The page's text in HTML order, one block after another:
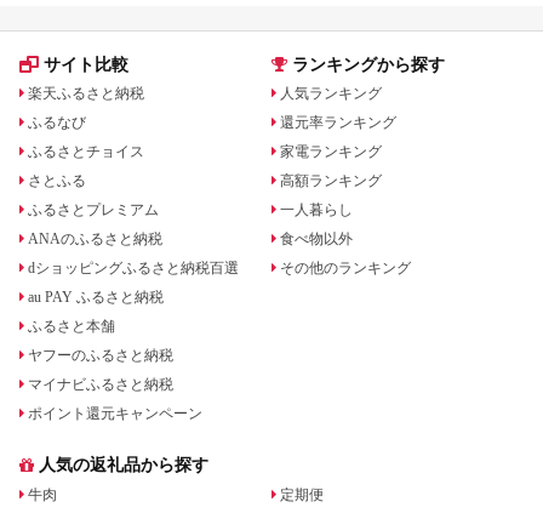
サイト比較
楽天ふるさと納税
ふるなび
ふるさとチョイス
さとふる
ふるさとプレミアム
ANAのふるさと納税
dショッピングふるさと納税百選
au PAY ふるさと納税
ふるさと本舗
ヤフーのふるさと納税
マイナビふるさと納税
ポイント還元キャンペーン
ランキングから探す
人気ランキング
還元率ランキング
家電ランキング
高額ランキング
一人暮らし
食べ物以外
その他のランキング
人気の返礼品から探す
牛肉
定期便